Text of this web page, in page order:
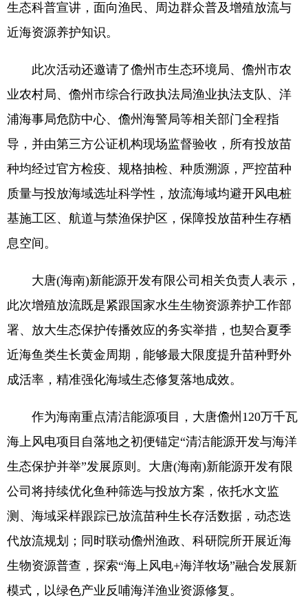
生态科普宣讲，面向渔民、周边群众普及增殖放流与
近海资源养护知识。
此次活动还邀请了儋州市生态环境局、儋州市农
业农村局、儋州市综合行政执法局渔业执法支队、洋
浦海事局危防中心、儋州海警局等相关部门全程指
导，并由第三方公证机构现场监督验收，所有投放苗
种均经过官方检疫、规格抽检、种质溯源，严控苗种
质量与投放海域选址科学性，放流海域均避开风电桩
基施工区、航道与禁渔保护区，保障投放苗种生存栖
息空间。
大唐(海南)新能源开发有限公司相关负责人表示，
此次增殖放流既是紧跟国家水生生物资源养护工作部
署、放大生态保护传播效应的务实举措，也契合夏季
近海鱼类生长黄金周期，能够最大限度提升苗种野外
成活率，精准强化海域生态修复落地成效。
作为海南重点清洁能源项目，大唐儋州120万千瓦
海上风电项目自落地之初便锚定“清洁能源开发与海洋
生态保护并举”发展原则。大唐(海南)新能源开发有限
公司将持续优化鱼种筛选与投放方案，依托水文监
测、海域采样跟踪已放流苗种生长存活数据，动态迭
代放流规划；同时联动儋州渔政、科研院所开展近海
生物资源普查，探索“海上风电+海洋牧场”融合发展新
模式，以绿色产业反哺海洋渔业资源修复。